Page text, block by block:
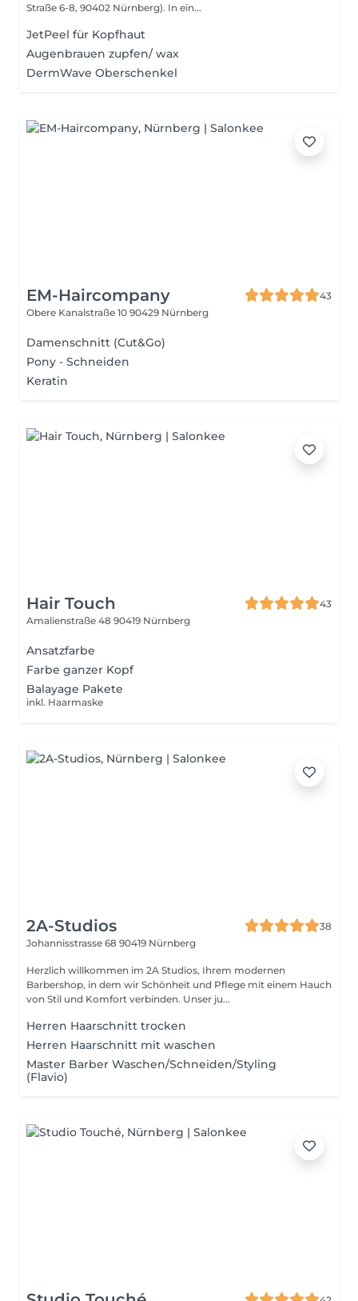
Straße 6-8, 90402 Nürnberg). In ein...
JetPeel für Kopfhaut
Augenbrauen zupfen/ wax
DermWave Oberschenkel
EM-Haircompany
43
Obere Kanalstraße 10 90429 Nürnberg
Damenschnitt (Cut&Go)
Pony - Schneiden
Keratin
Hair Touch
43
Amalienstraße 48 90419 Nürnberg
Ansatzfarbe
Farbe ganzer Kopf
Balayage Pakete
inkl. Haarmaske
2A-Studios
38
Johannisstrasse 68 90419 Nürnberg
Herzlich willkommen im 2A Studios, Ihrem modernen
Barbershop, in dem wir Schönheit und Pflege mit einem Hauch
von Stil und Komfort verbinden. Unser ju...
Herren Haarschnitt trocken
Herren Haarschnitt mit waschen
Master Barber Waschen/Schneiden/Styling
(Flavio)